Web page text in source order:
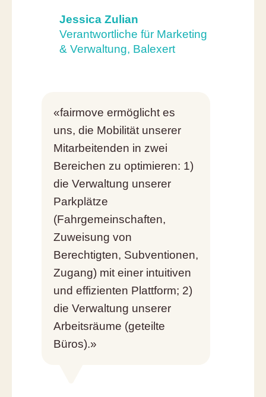
Jessica Zulian
Verantwortliche für Marketing
& Verwaltung, Balexert
«fairmove ermöglicht es
uns, die Mobilität unserer
Mitarbeitenden in zwei
Bereichen zu optimieren: 1)
die Verwaltung unserer
Parkplätze
(Fahrgemeinschaften,
Zuweisung von
Berechtigten, Subventionen,
Zugang) mit einer intuitiven
und effizienten Plattform; 2)
die Verwaltung unserer
Arbeitsräume (geteilte
Büros).»